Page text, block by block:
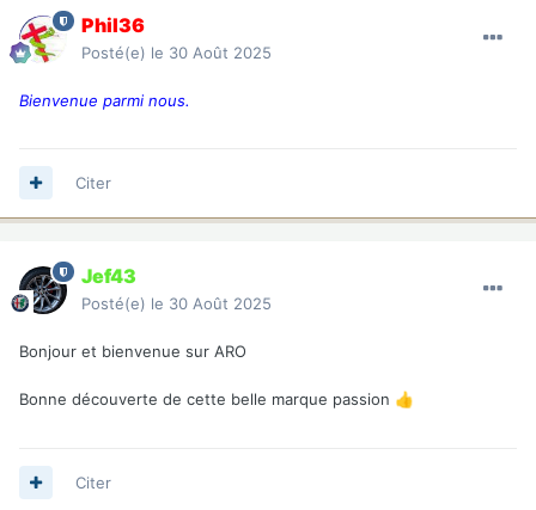
Phil36
Posté(e) le 30 Août 2025
Bienvenue parmi nous.
Citer
Jef43
Posté(e) le 30 Août 2025
Bonjour et bienvenue sur ARO
Bonne découverte de cette belle marque passion 👍
Citer